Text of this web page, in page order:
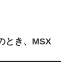
とき、MSX